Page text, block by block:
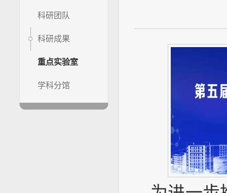
科研团队
科研成果
重点实验室
学科分馆